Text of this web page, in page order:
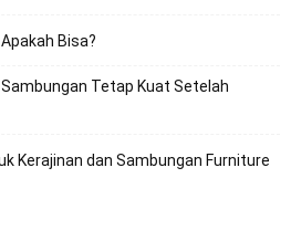
Bisa?
Tetap Kuat Setelah
Kerajinan dan Sambungan Furniture